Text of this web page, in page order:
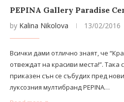
PEPINA Gallery Paradise
by Kalina Nikolova 13/02/2016
Всички дами отлично знаят, че
отвеждат на красиви места!”. Така
приказен сън се събудих пред
луксозния мултибранд PEPINA…